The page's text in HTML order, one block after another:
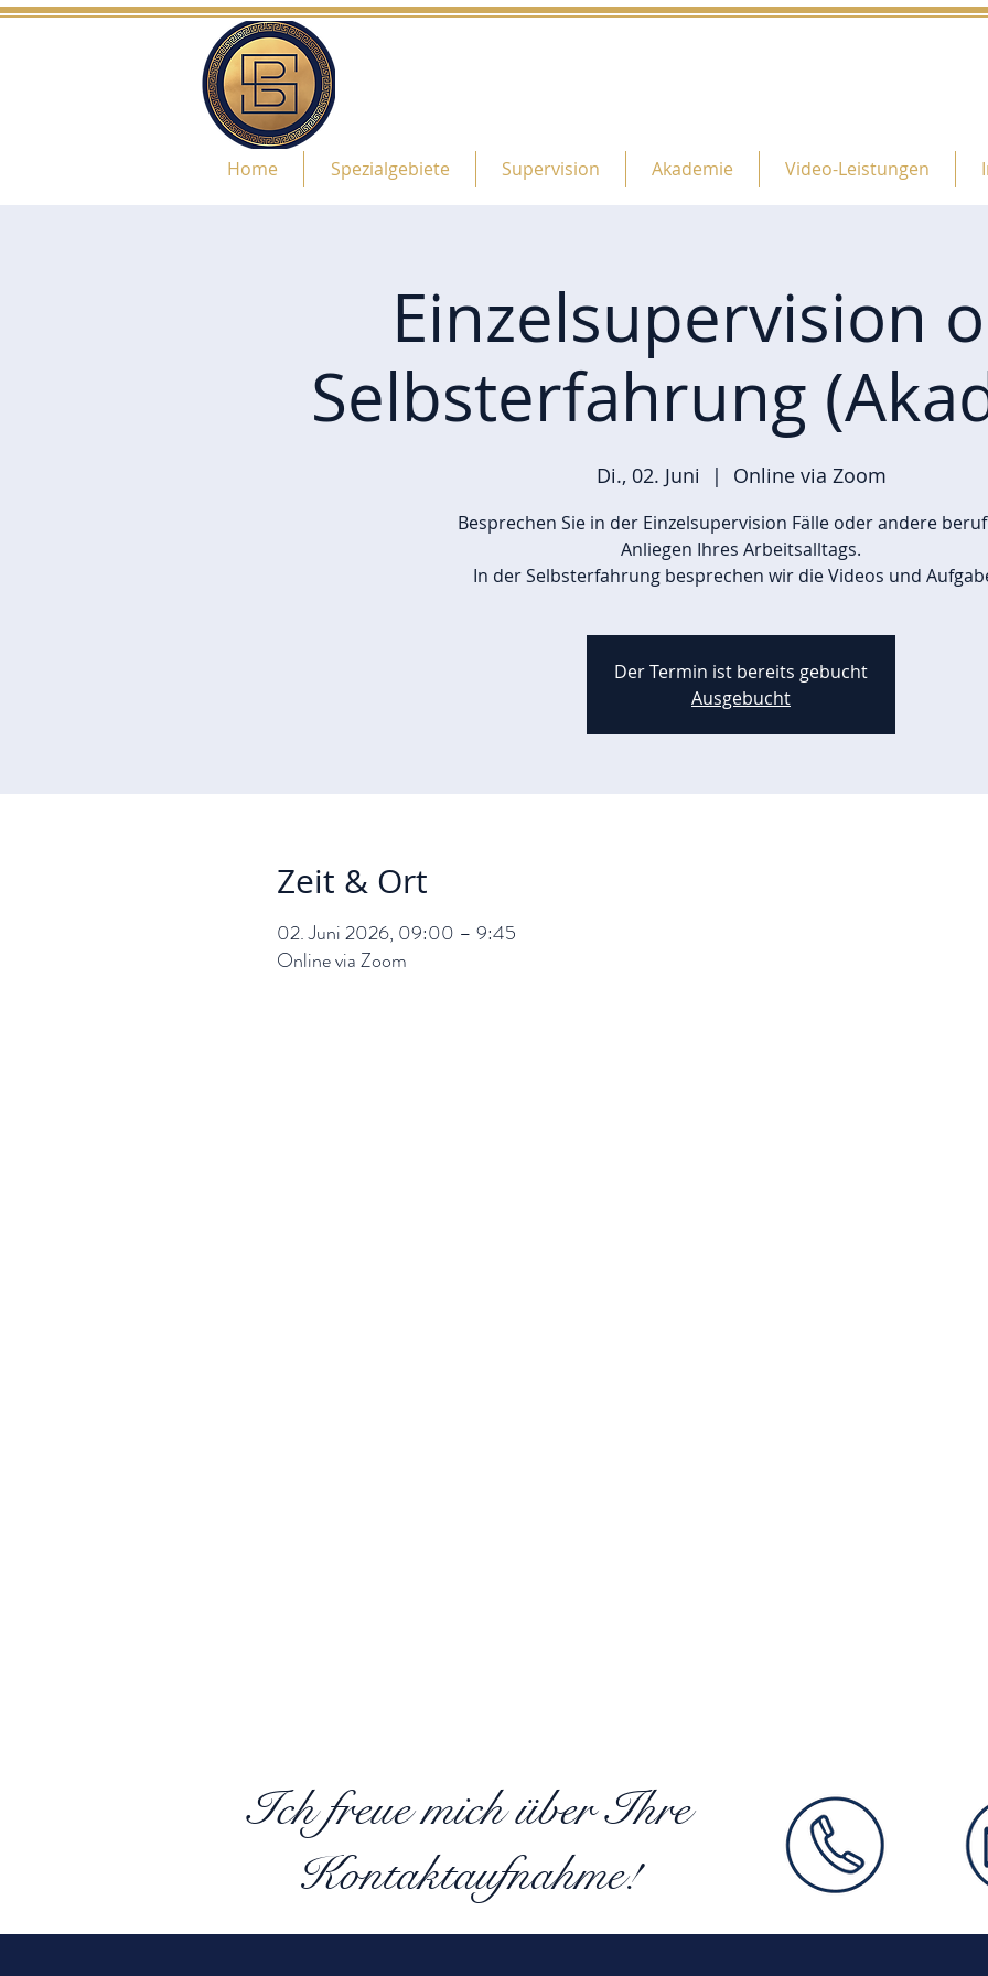
Home Spezialgebiete Supervision Akademie Video-Leistungen
Einzelsupervision
Selbsterfahrung
Di., 02. Juni
  |
Online via Zoom
Besprechen Sie in der Einzelsupervision Fälle oder andere
Anliegen Ihres Arbeitsalltags.
In der Selbsterfahrung besprechen wir die Videos und
Der Termin ist bereits gebucht
Ausgebucht
Zeit & Ort
02. Juni 2026, 09:00 – 9:45
Online via Zoom
Ich freue mich über Ihre
Kontaktaufnahme!